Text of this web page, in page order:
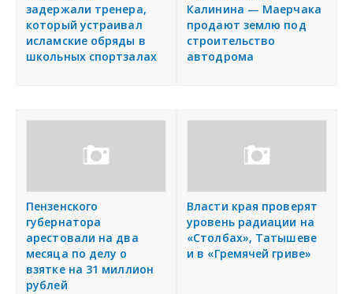
задержали тренера,
который устраивал
исламские обряды в
школьных спортзалах
Калинина — Маерчака
продают землю под
строительство
автодрома
Пензенского
губернатора
арестовали на два
месяца по делу о
взятке на 31 миллион
рублей
Власти края проверят
уровень радиации на
«Столбах», Татышеве
и в «Гремячей гриве»